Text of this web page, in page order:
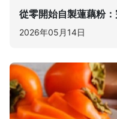
從零開始自製蓮藕粉
2026年05月14日